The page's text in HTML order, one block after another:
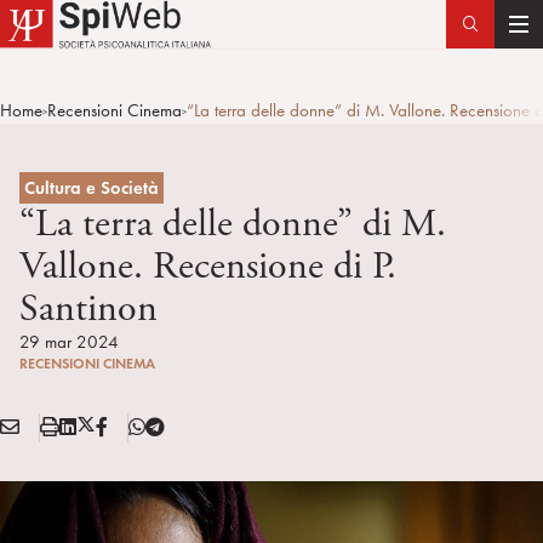
T
g
Home>Recensioni Cinema>“La terra delle donne” di M. Vallone. Recensione
Cultura e Società
“La terra delle donne” di M.
Vallone. Recensione di P.
Santinon
29 mar 2024
RECENSIONI CINEMA
Condividi:
E
A
S
a
L
n
X
T
F
T
l
e